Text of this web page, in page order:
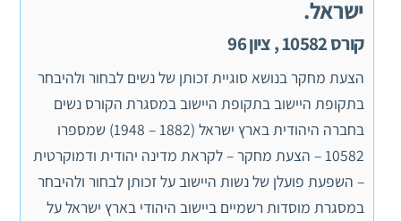
ישראל.
קורס 10582 , ציון 96
הצעת מחקר בנושא סוגיית זכותן של נשים לבחור ולהיבחר
בתקופת היישוב בתקופת היישוב במסגרת הקורס נשים
בחברה היהודית בארץ ישראל (1882 – 1948) שמספרו
10582 – הצעת מחקר – לקראת מדינה יהודית ודמוקרטית
– השפעת פועלן של נשות היישוב על זכותן לבחור ולהיבחר
במסגרת מוסדות רשמיים ביישוב היהודי בארץ ישראל על